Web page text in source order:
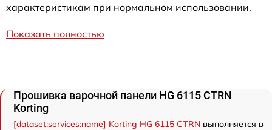
характеристикам при нормальном использовании.
Показать полностью
Прошивка варочной панели HG 6115 CTRN
Korting
[dataset:services:name] Korting HG 6115 CTRN выполняется в